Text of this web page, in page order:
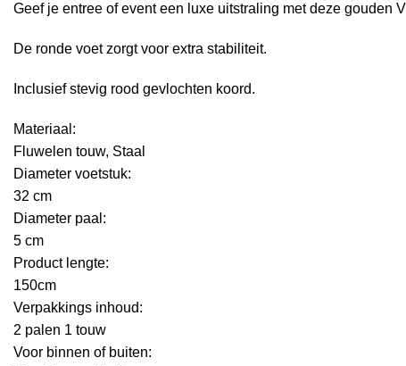
Geef je entree of event een luxe uitstraling met deze gouden
De ronde voet zorgt voor extra stabiliteit.
Inclusief stevig rood gevlochten koord.
Materiaal:
Fluwelen touw, Staal
Diameter voetstuk:
32 cm
Diameter paal:
5 cm
Product lengte:
150cm
Verpakkings inhoud:
2 palen 1 touw
Voor binnen of buiten: